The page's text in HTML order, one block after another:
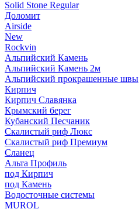
Solid Stone Regular
Доломит
Airside
New
Rockvin
Альпийский Камень
Альпийский Камень 2м
Альпийский прокрашенные швы
Кирпич
Кирпич Славянка
Крымский берег
Кубанский Песчаник
Скалистый риф Люкс
Скалистый риф Премиум
Сланец
Альта Профиль
под Кирпич
под Камень
Водосточные системы
MUROL